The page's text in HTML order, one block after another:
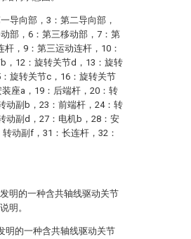
导向部，3：第二导向部，
部，6：第三移动部，7：第
，9：第三运动连杆，10：
，12：旋转关节d，13：旋转
旋转关节c，16：旋转关节
座a，19：后端杆，20：转
动副b，23：前端杆，24：转
动副d，27：电机b，28：安
动副f，31：长连杆，32：
明的一种含共轴线驱动关节
明。
明的一种含共轴线驱动关节